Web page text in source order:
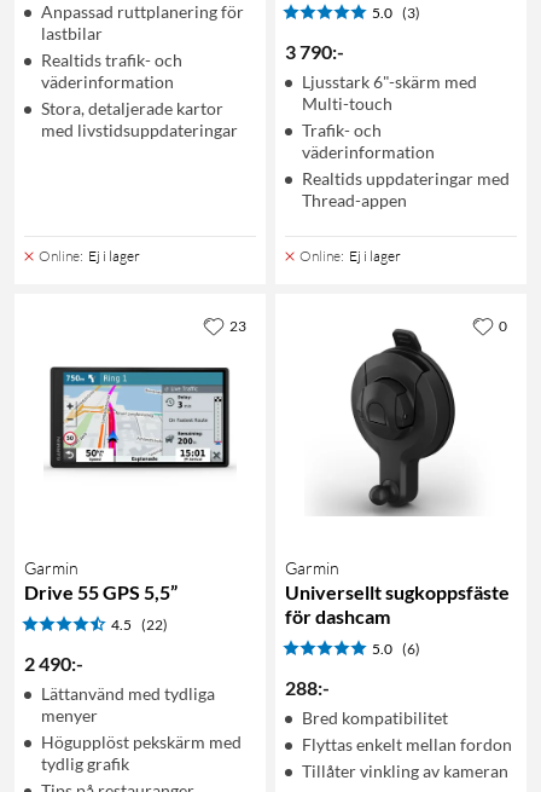
Anpassad ruttplanering för
lastbilar
Realtids trafik- och
väderinformation
Stora, detaljerade kartor
med livstidsuppdateringar
Online: Ej i lager
5.0 (3)
3 790:-
Ljusstark 6"-skärm med
Multi-touch
Trafik- och
väderinformation
Realtids uppdateringar med
Thread-appen
Online: Ej i lager
Garmin
Drive 55 GPS 5,5”
4.5 (22)
2 490:-
Lättanvänd med tydliga
menyer
Högupplöst pekskärm med
tydlig grafik
23
Garmin
Universellt sugkoppsfäste
för dashcam
5.0 (6)
288:-
Bred kompatibilitet
Flyttas enkelt mellan fordon
Tillåter vinkling av kameran
0